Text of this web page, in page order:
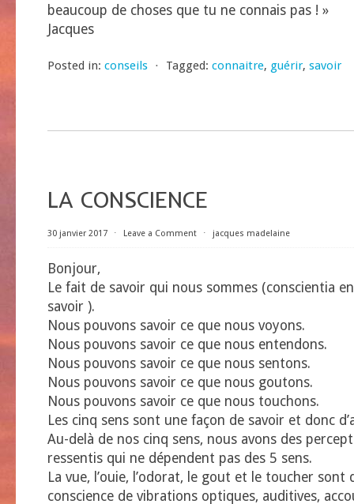
beaucoup de choses que tu ne connais pas ! »
Jacques
Posted in: conseils ⋅ Tagged: connaitre, guérir, savoir
LA CONSCIENCE
30 janvier 2017 ⋅ Leave a Comment ⋅ jacques madelaine
Bonjour,
Le fait de savoir qui nous sommes (conscientia
savoir ).
Nous pouvons savoir ce que nous voyons.
Nous pouvons savoir ce que nous entendons.
Nous pouvons savoir ce que nous sentons.
Nous pouvons savoir ce que nous goutons.
Nous pouvons savoir ce que nous touchons.
Les cinq sens sont une façon de savoir et donc
Au-delà de nos cinq sens, nous avons des
ressentis qui ne dépendent pas des 5 sens.
La vue, l’ouie, l’odorat, le gout et le toucher sont
conscience de vibrations optiques, auditives,